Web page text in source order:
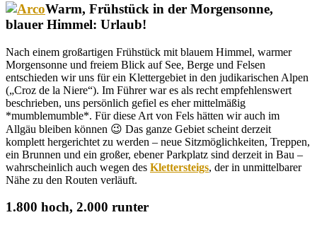
Warm, Frühstück in der Morgensonne,
blauer Himmel: Urlaub!
Nach einem großartigen Frühstück mit blauem Himmel, warmer
Morgensonne und freiem Blick auf See, Berge und Felsen
entschieden wir uns für ein Klettergebiet in den judikarischen Alpen
(„Croz de la Niere“). Im Führer war es als recht empfehlenswert
beschrieben, uns persönlich gefiel es eher mittelmäßig
*mumblemumble*. Für diese Art von Fels hätten wir auch im
Allgäu bleiben können 😉 Das ganze Gebiet scheint derzeit
komplett hergerichtet zu werden – neue Sitzmöglichkeiten, Treppen,
ein Brunnen und ein großer, ebener Parkplatz sind derzeit in Bau –
wahrscheinlich auch wegen des Klettersteigs, der in unmittelbarer
Nähe zu den Routen verläuft.
1.800 hoch, 2.000 runter